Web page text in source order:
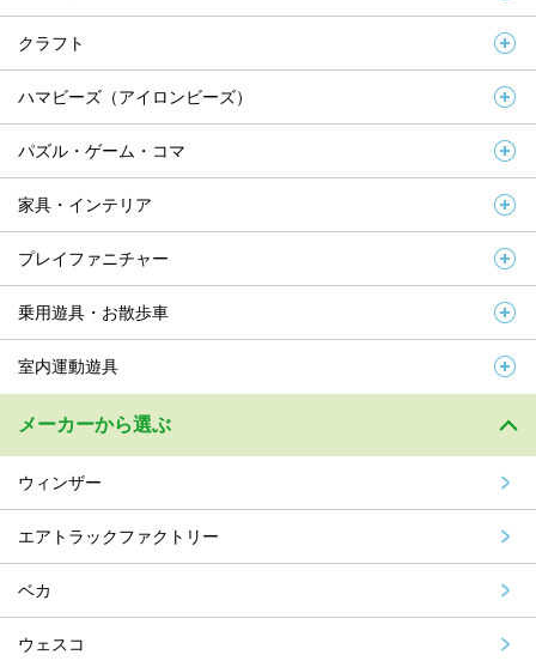
クラフト
ハマビーズ（アイロンビーズ）
パズル・ゲーム・コマ
家具・インテリア
プレイファニチャー
乗用遊具・お散歩車
室内運動遊具
メーカーから選ぶ
ウィンザー
エアトラックファクトリー
ベカ
ウェスコ